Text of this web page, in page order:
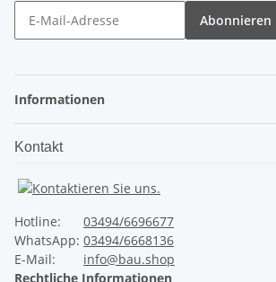
Abonnieren
Informationen
Kontakt
Hotline:
03494/6696677
WhatsApp: 03494/6668136
E-Mail:
info@bau.shop
Rechtliche Informationen